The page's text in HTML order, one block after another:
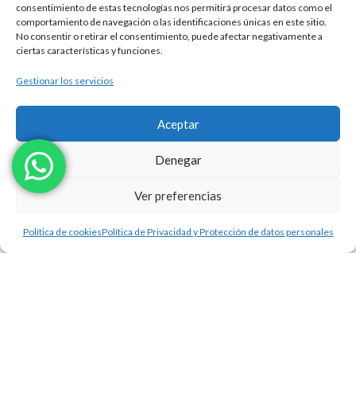
consentimiento de estas tecnologías nos permitirá procesar datos como el
comportamiento de navegación o las identificaciones únicas en este sitio.
No consentir o retirar el consentimiento, puede afectar negativamente a
ciertas características y funciones.
Gestionar los servicios
Aceptar
Denegar
Ver preferencias
Política de cookiesPolítica de Privacidad y Protección de datos personales